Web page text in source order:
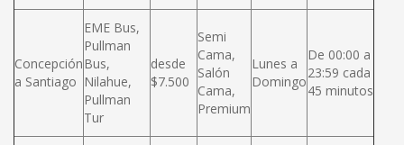
Concepción
a Santiago
EME Bus,
Pullman
Bus,
Nilahue,
Pullman
Tur
desde
$7.500
Semi
Cama,
Salón
Cama,
Premium
Lunes a
Domingo
De 00:00 a
23:59 cada
45 minutos